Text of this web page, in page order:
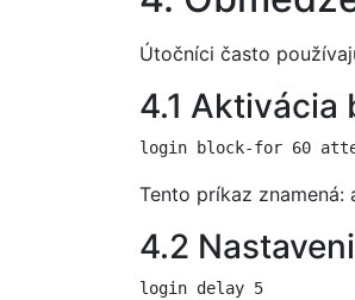
Útočníci často
4.1 Aktivácia
login block-for 60
Tento príkaz
4.2
login delay 5